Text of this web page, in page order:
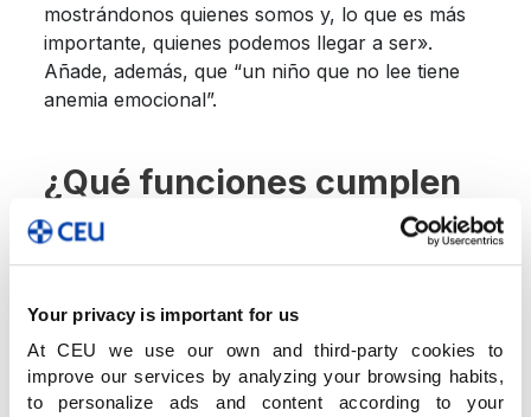
Your privacy is important for us
At CEU we use our own and third-party cookies to
improve our services by analyzing your browsing habits,
to personalize ads and content according to your
mostrándonos quienes somos y, lo que es más
importante, quienes podemos llegar a ser».
Añade, además, que “un niño que no lee tiene
anemia emocional”.
¿Qué funciones cumplen
los cuentos en la
educación emocional?
Según esta prolífica autora, los cuentos son de
gran utilidad para gestionar los sentimientos de
niños y niñas. El motivo es que les permiten
comprender y hablar con naturalidad sobre los